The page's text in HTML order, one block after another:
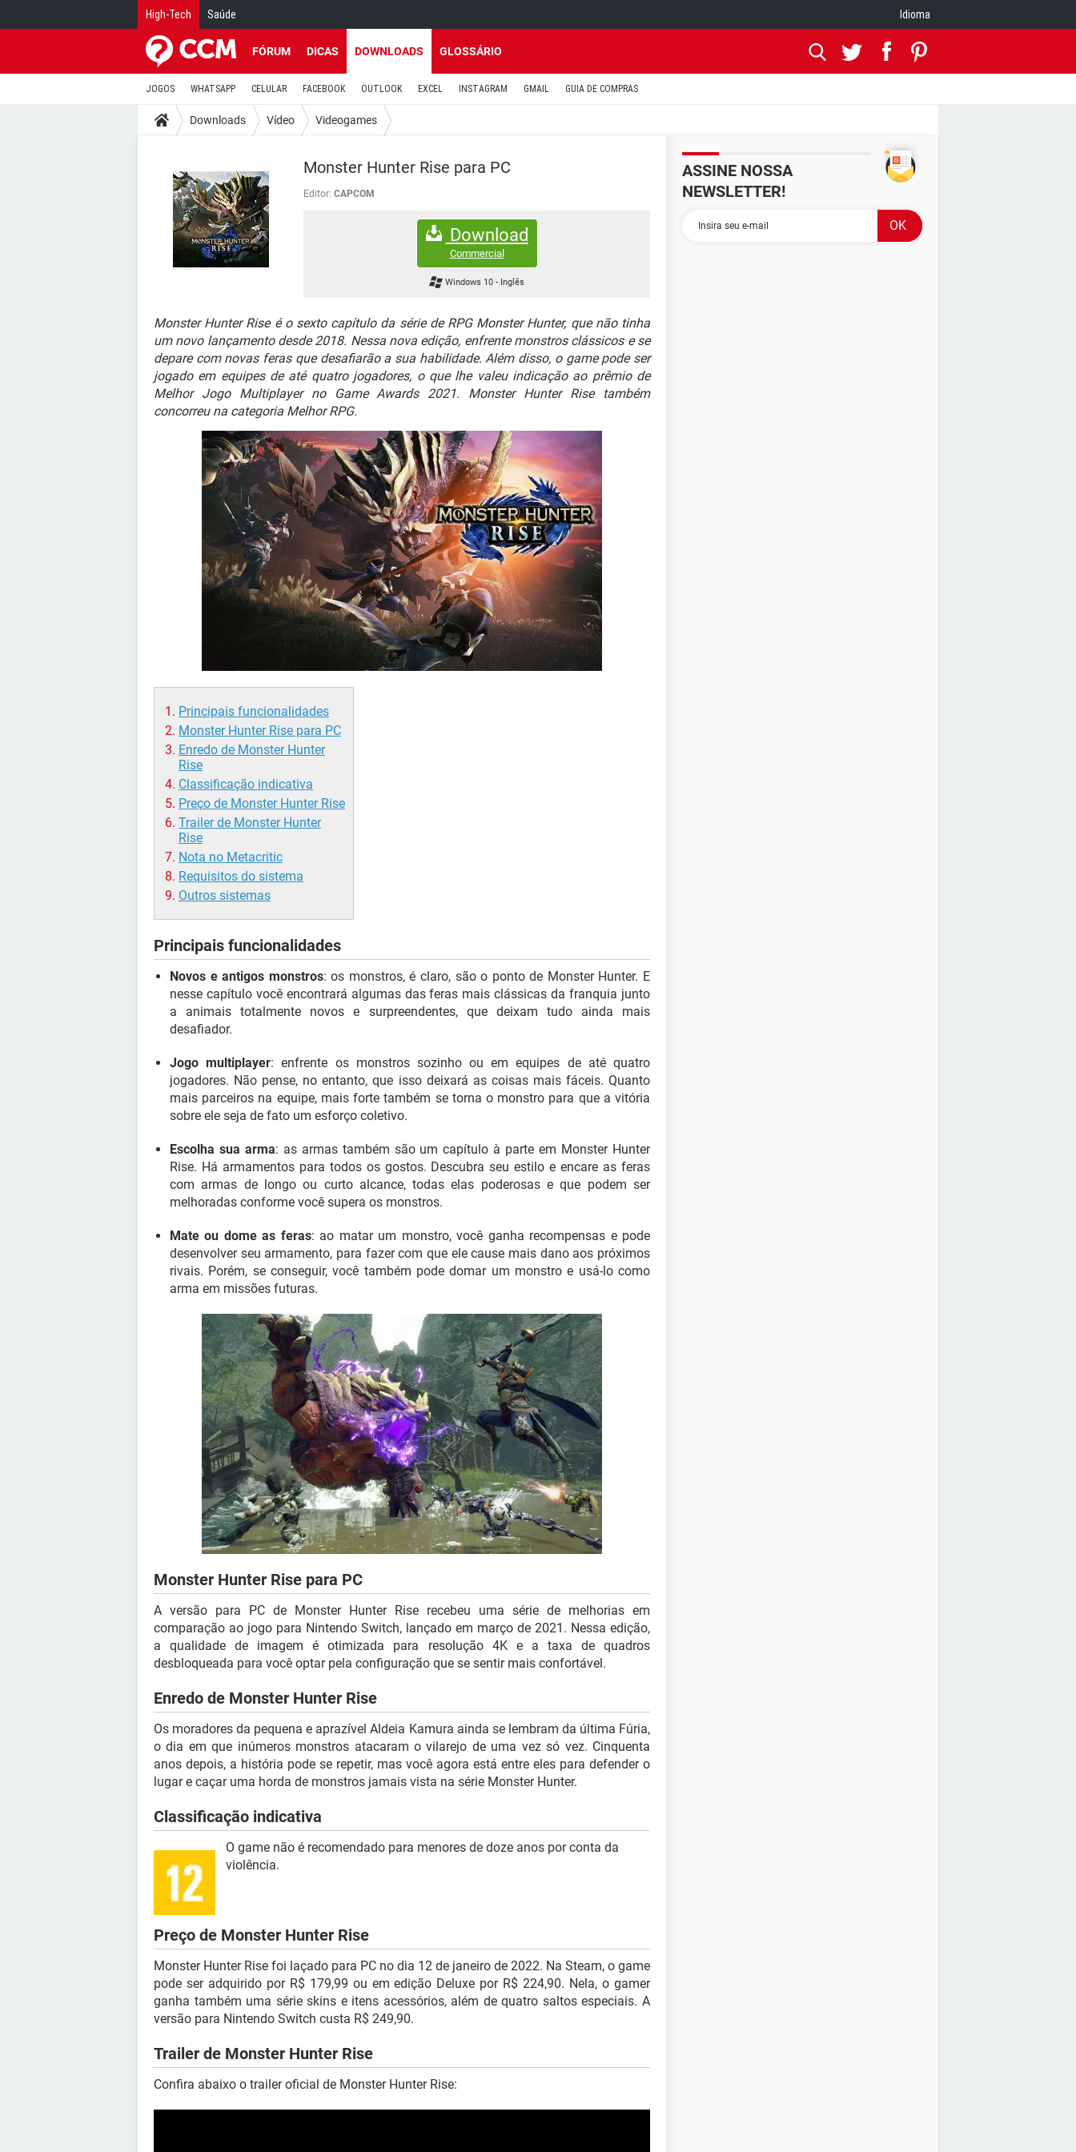
High-Tech Saúde Idioma
FÓRUM DICAS DOWNLOADS GLOSSÁRIO
JOGOS WHATSAPP CELULAR FACEBOOK OUTLOOK EXCEL INSTAGRAM GMAIL GUIA DE COMPRAS
Downloads Vídeo Videogames
Monster Hunter Rise para PC
Editor: CAPCOM
Download
Commercial
Windows 10- Inglês
Monster Hunter Rise é o sexto capítulo da série de RPG Monster Hunter, que não tinha
um novo lançamento desde 2018. Nessa nova edição, enfrente monstros clássicos e se
depare com novas feras que desafiarão a sua habilidade. Além disso, o game pode ser
jogado em equipes de até quatro jogadores, o que lhe valeu indicação ao prêmio de
Melhor Jogo Multiplayer no Game Awards 2021. Monster Hunter Rise também
concorreu na categoria Melhor RPG.
Principais funcionalidades
Monster Hunter Rise para PC
Enredo de Monster Hunter
Rise
Classificação indicativa
Preço de Monster Hunter Rise
Trailer de Monster Hunter
Rise
Nota no Metacritic
Requisitos do sistema
Outros sistemas
Principais funcionalidades
Novos e antigos monstros: os monstros, é claro, são o ponto de Monster Hunter. E
nesse capítulo você encontrará algumas das feras mais clássicas da franquia junto
a animais totalmente novos e surpreendentes, que deixam tudo ainda mais
desafiador.
Jogo multiplayer: enfrente os monstros sozinho ou em equipes de até quatro
jogadores. Não pense, no entanto, que isso deixará as coisas mais fáceis. Quanto
mais parceiros na equipe, mais forte também se torna o monstro para que a vitória
sobre ele seja de fato um esforço coletivo.
Escolha sua arma: as armas também são um capítulo à parte em Monster Hunter
Rise. Há armamentos para todos os gostos. Descubra seu estilo e encare as feras
com armas de longo ou curto alcance, todas elas poderosas e que podem ser
melhoradas conforme você supera os monstros.
Mate ou dome as feras: ao matar um monstro, você ganha recompensas e pode
desenvolver seu armamento, para fazer com que ele cause mais dano aos próximos
rivais. Porém, se conseguir, você também pode domar um monstro e usá-lo como
arma em missões futuras.
Monster Hunter Rise para PC
A versão para PC de Monster Hunter Rise recebeu uma série de melhorias em
comparação ao jogo para Nintendo Switch, lançado em março de 2021. Nessa edição,
a qualidade de imagem é otimizada para resolução 4K e a taxa de quadros
desbloqueada para você optar pela configuração que se sentir mais confortável.
Enredo de Monster Hunter Rise
Os moradores da pequena e aprazível Aldeia Kamura ainda se lembram da última Fúria,
o dia em que inúmeros monstros atacaram o vilarejo de uma vez só vez. Cinquenta
anos depois, a história pode se repetir, mas você agora está entre eles para defender o
lugar e caçar uma horda de monstros jamais vista na série Monster Hunter.
Classificação indicativa
O game não é recomendado para menores de doze anos por conta da
violência.
Preço de Monster Hunter Rise
Monster Hunter Rise foi laçado para PC no dia 12 de janeiro de 2022. Na Steam, o game
pode ser adquirido por R$ 179,99 ou em edição Deluxe por R$ 224,90. Nela, o gamer
ganha também uma série skins e itens acessórios, além de quatro saltos especiais. A
versão para Nintendo Switch custa R$ 249,90.
Trailer de Monster Hunter Rise
Confira abaixo o trailer oficial de Monster Hunter Rise:
ASSINE NOSSA
NEWSLETTER!